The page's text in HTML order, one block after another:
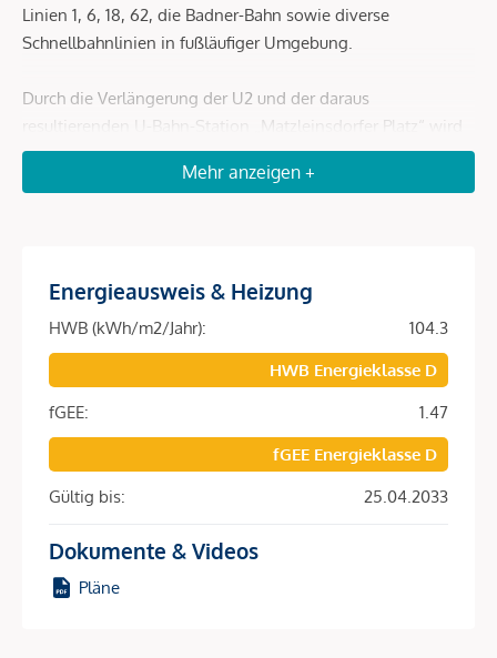
Linien 1, 6, 18, 62, die Badner-Bahn sowie diverse
Schnellbahnlinien in fußläufiger Umgebung.
Durch die Verlängerung der U2 und der daraus
resultierenden U-Bahn-Station „Matzleinsdorfer Platz“ wird
die auch die öffentliche Infrastruktur enorm aufgewertet.
man seinen Einkauf erledigen.
Beschreibung *
ruhigen Seitengasse, nur wenige Gehminuten vom
Waldmüllerpark und
entfernt.
einem guten und gepflegtem Gesamtzustand. Eine
Thermofassade
Mehr anzeigen +
Energieausweis & Heizung
HWB (kWh/m2/Jahr):
104.3
HWB Energieklasse D
fGEE:
1.47
fGEE Energieklasse D
Gültig bis:
25.04.2033
Dokumente & Videos
Pläne